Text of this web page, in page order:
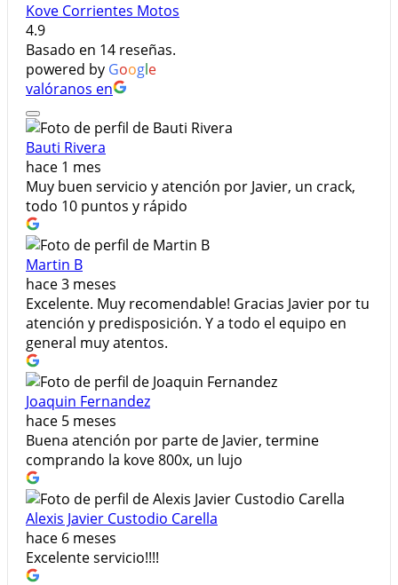
Kove Corrientes Motos
4.9
Basado en 14 reseñas.
powered by Google
valóranos en
Bauti Rivera
hace 1 mes
Muy buen servicio y atención por Javier, un crack,
todo 10 puntos y rápido
Martin B
hace 3 meses
Excelente. Muy recomendable! Gracias Javier por tu
atención y predisposición. Y a todo el equipo en
general muy atentos.
Joaquin Fernandez
hace 5 meses
Buena atención por parte de Javier, termine
comprando la kove 800x, un lujo
Alexis Javier Custodio Carella
hace 6 meses
Excelente servicio!!!!